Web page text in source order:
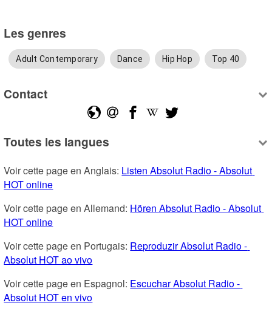
Les genres
Adult Contemporary Dance Hip Hop Top 40
Contact
Toutes les langues
Voir cette page en Anglais: Listen Absolut Radio - Absolut
HOT online
Voir cette page en Allemand: Hören Absolut Radio - Absolut
HOT online
Voir cette page en Portugais: Reproduzir Absolut Radio -
Absolut HOT ao vivo
Voir cette page en Espagnol: Escuchar Absolut Radio -
Absolut HOT en vivo